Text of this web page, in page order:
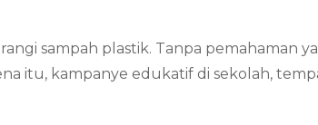
sampah plastik. Tanpa pemahaman
itu, kampanye edukatif di sekolah,